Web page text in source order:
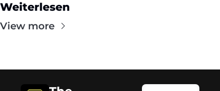
Weiterlesen
View more